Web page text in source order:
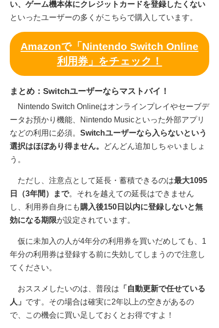
い、ゲーム機本体にクレジットカードを登録したくない
といったユーザーの多くがこちらで購入しています。
Amazonで「Nintendo Switch Online
利用券」をチェック！
まとめ：Switchユーザーならマストバイ！
Nintendo Switch Onlineはオンラインプレイやセーブデ
ータお預かり機能、Nintendo Musicといった外部アプリ
などの利用に必須。 Switchユーザーなら入らないという
選択はほぼあり得ません。
どんどん追加しちゃいましょ
う。
ただし、注意点として延長・蓄積できるのは最大1095
日（3年間）まで。それを越えての延長はできません
し、利用券自身にも購入後150日以内に登録しないと無
効になる期限が設定されています。
仮に未加入の人が4年分の利用券を買いだめしても、1
年分の利用券は登録する前に失効してしまうので注意し
てください。
おススメしたいのは、普段は 「自動更新で任せている
人」 です。その場合は確実に2年以上の空きがあるの
で、この機会に買い足しておくとお得ですよ！